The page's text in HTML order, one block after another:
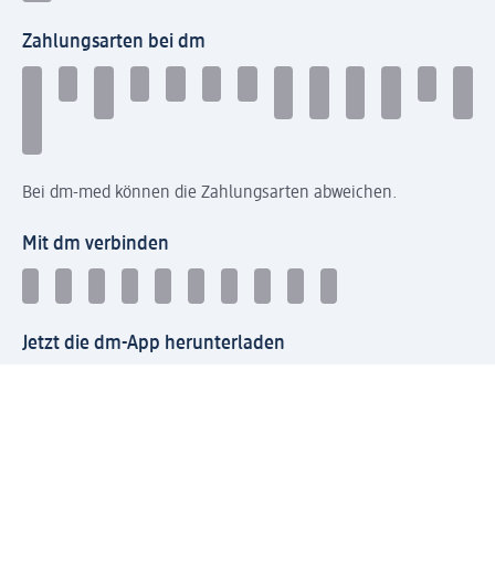
Zahlungsarten bei dm
Bei dm-med können die Zahlungsarten abweichen.
Mit dm verbinden
Jetzt die dm-App herunterladen